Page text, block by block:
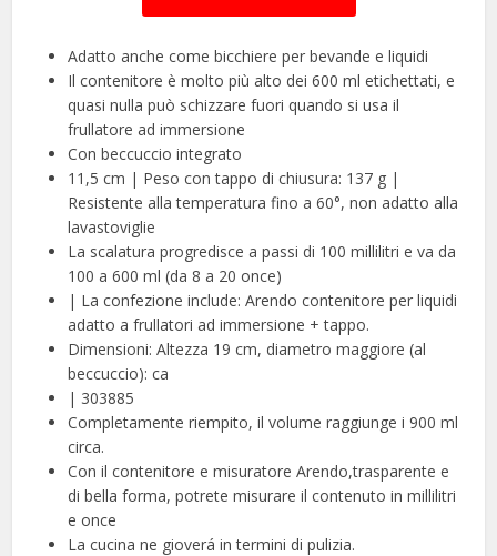
Adatto anche come bicchiere per bevande e liquidi
Il contenitore è molto più alto dei 600 ml etichettati, e
quasi nulla può schizzare fuori quando si usa il
frullatore ad immersione
Con beccuccio integrato
11,5 cm | Peso con tappo di chiusura: 137 g |
Resistente alla temperatura fino a 60°, non adatto alla
lavastoviglie
La scalatura progredisce a passi di 100 millilitri e va da
100 a 600 ml (da 8 a 20 once)
| La confezione include: Arendo contenitore per liquidi
adatto a frullatori ad immersione + tappo.
Dimensioni: Altezza 19 cm, diametro maggiore (al
beccuccio): ca
| 303885
Completamente riempito, il volume raggiunge i 900 ml
circa.
Con il contenitore e misuratore Arendo,trasparente e
di bella forma, potrete misurare il contenuto in millilitri
e once
La cucina ne gioverá in termini di pulizia.